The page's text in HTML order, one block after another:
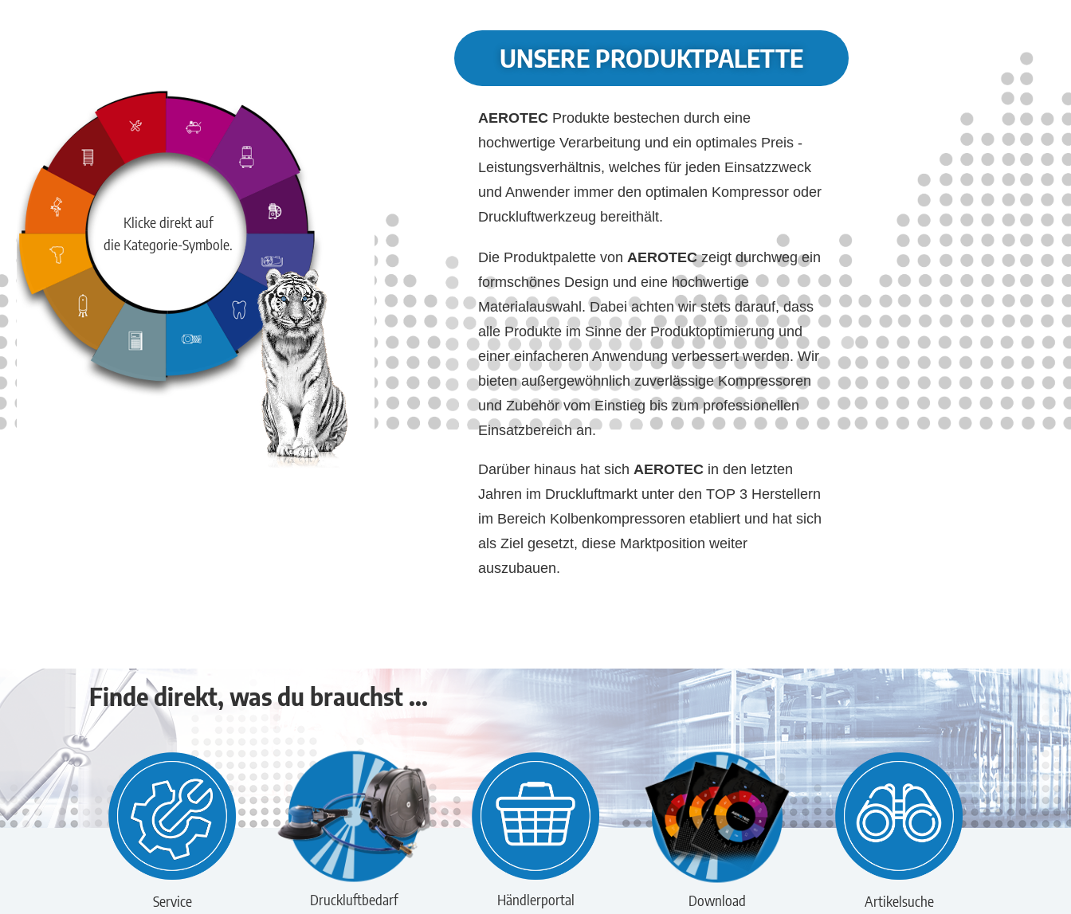
Klicke direkt auf
die Kategorie-Symbole.
UNSERE PRODUKTPALETTE
AEROTEC Produkte bestechen durch eine
hochwertige Verarbeitung und ein optimales Preis -
Leistungsverhältnis, welches für jeden Einsatzzweck
und Anwender immer den optimalen Kompressor oder
Druckluftwerkzeug bereithält.
Die Produktpalette von AEROTECzeigt durchweg ein
formschönes Design und eine hochwertige
Materialauswahl. Dabei achten wir stets darauf, dass
alle Produkte im Sinne der Produktoptimierung und
einer einfacheren Anwendung verbessert werden. Wir
bieten außergewöhnlich zuverlässige Kompressoren
und Zubehör vom Einstieg bis zum professionellen
Einsatzbereich an.
Darüber hinaus hat sich AEROTEC in den letzten
Jahren im Druckluftmarkt unter den TOP 3 Herstellern
im Bereich Kolbenkompressoren etabliert und hat sich
als Ziel gesetzt, diese Marktposition weiter
auszubauen.
Finde direkt, was du brauchst ...
Service Druckluftbedarf Händlerportal Download Artikelsuche